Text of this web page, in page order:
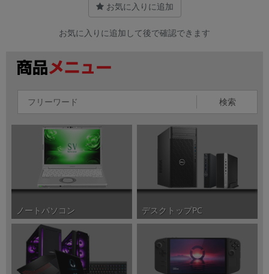
お気に入りに追加
お気に入りに追加して後で確認できます
検索
ノートパソコン デスクトップPC